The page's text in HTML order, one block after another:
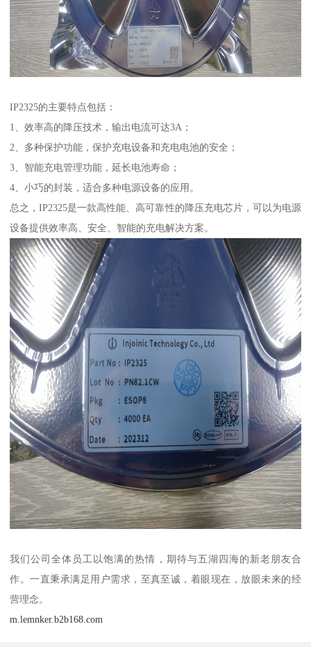
IP2325的主要特点包括：
1、效率高的降压技术，输出电流可达3A；
2、多种保护功能，保护充电设备和充电电池的安全；
3、智能充电管理功能，延长电池寿命；
4、小巧的封装，适合多种电源设备的应用。
总之，IP2325是一款高性能、高可靠性的降压充电芯片，可以为电源
设备提供效率高、安全、智能的充电解决方案。
我们公司全体员工以饱满的热情，期待与五湖四海的新老朋友合
作。一直秉承满足用户需求，至真至诚，着眼现在，放眼未来的经
营理念。
m.lemnker.b2b168.com